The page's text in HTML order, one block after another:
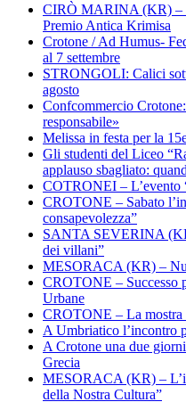
CIRÒ MARINA (KR) –
Premio Antica Krimisa
Crotone / Ad Humus-
al 7 settembre
STRONGOLI: Calici
agosto
Confcommercio
responsabile»
Melissa in festa per la
Gli studenti del Liceo
applauso sbagliato:
COTRONEI – L’evento
CROTONE – Sabato
consapevolezza”
SANTA SEVERINA
dei villani”
MESORACA (KR) –
CROTONE – Successo
Urbane
CROTONE – La mostra
A Umbriatico l’incontro
A Crotone una due
Grecia
MESORACA (KR) –
della Nostra Cultura”